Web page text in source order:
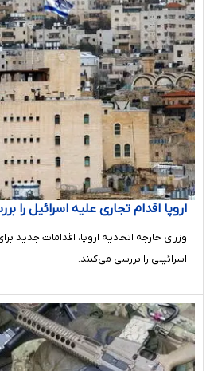
اروپا اقدام‌ تجاری علیه اسرائیل را
وزرای خارجه اتحادیه اروپا، اقدامات جدید
اسرائیلی را بررسی می‌کنند.